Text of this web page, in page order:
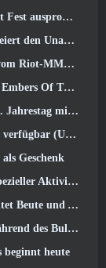
können
neuen Erzählkampagne
sehen möchte
vorab herunterladen
lösen müssen
eine begrenzte Zeit
Geschenk
und Titel im Spiel
und Angeln
möchten
beginnt heute